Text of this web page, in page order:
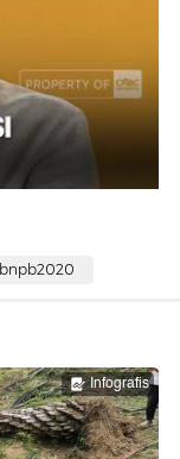
bnpb2020
Infografis